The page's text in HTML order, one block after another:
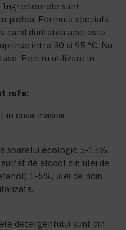
Ingredientele sunt
pielea. Formula speciala
cand duritatea apei este
intre 30 si 95 °C. Nu
Pentru utilizare in
rufe:
cuva masinii.
soarelui ecologic 5-15%,
de alcool din ulei de
1-5%, ulei de ricin
detergentului sunt din